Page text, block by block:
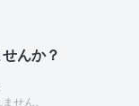
んか？
せん。